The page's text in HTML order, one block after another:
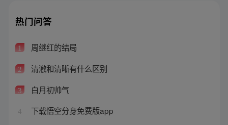
热门问答
1 周继红的结局
2 清澈和清晰有什么区别
3 白月初帅气
4 下载悟空分身免费版app